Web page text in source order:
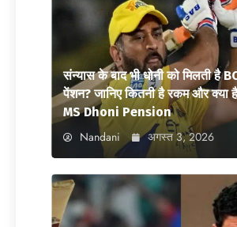
संन्यास के बाद भी धोनी को मिलती है
पेंशन? जानिए कितनी है रकम और क्या
MS Dhoni Pension
Nandani अगस्त 3, 2026